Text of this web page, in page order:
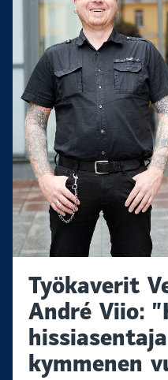
Työkaverit
André Viio:
kymmenen